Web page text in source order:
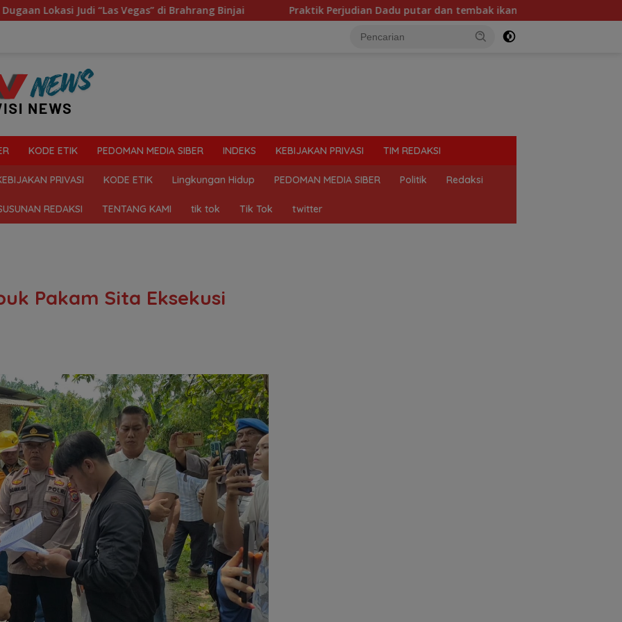
Vegas” di Brahrang Binjai Praktik Perjudian Dadu putar dan tembak ikan, marak di Binjai, Mahasiswa Desak
KODE ETIK PEDOMAN MEDIA SIBER INDEKS KEBIJAKAN PRIVASI TIM REDAKSI
PRIVASI KODE ETIK Lingkungan Hidup PEDOMAN MEDIA SIBER Politik Redaksi
REDAKSI TENTANG KAMI tik tok Tik Tok twitter
Pakam Sita Eksekusi